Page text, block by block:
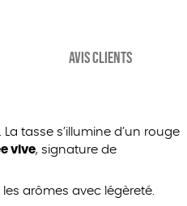
AVIS CLIENTS
tasse s’illumine d’un rouge
vive, signature de
arômes avec légèreté.